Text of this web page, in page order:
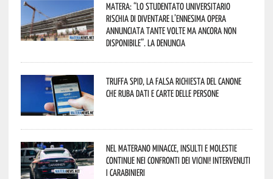
Matera: “Lo studentato universitario
rischia di diventare l’ennesima opera
annunciata tante volte ma ancora non
disponibile”. La denuncia
Truffa Spid, la falsa richiesta del canone
che ruba dati e carte delle persone
Nel materano minacce, insulti e molestie
continue nei confronti dei vicini! Intervenuti
i Carabinieri